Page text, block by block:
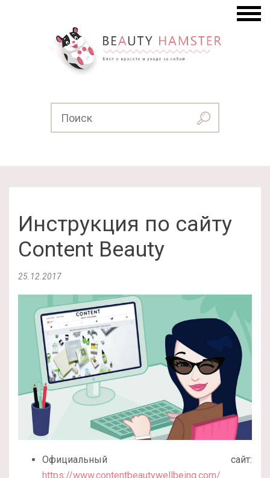
Инструкция по сайту
Content Beauty
25.12.2017
Официальный сайт:
https://www.contentbeautywellbeing.com/